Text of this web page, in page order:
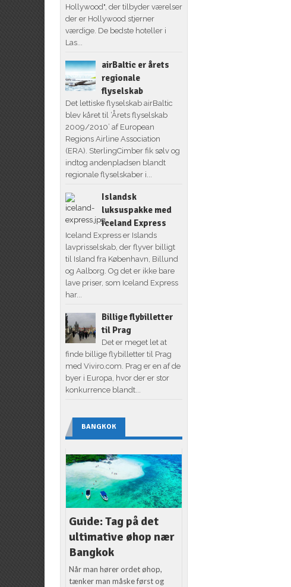
Hollywood", der tilbyder værelser
der er Hollywood stjerner
værdige. De bedste hoteller i
Las...
airBaltic er årets
regionale
flyselskab
Det lettiske flyselskab airBaltic
blev kåret til ‘Årets flyselskab
2009/2010’ af European
Regions Airline Association
(ERA). SterlingCimber fik sølv og
indtog andenpladsen blandt
regionale flyselskaber i...
Islandsk
luksuspakke med
Iceland Express
Iceland Express er Islands
lavprisselskab, der flyver billigt
til Island fra København, Billund
og Aalborg. Og det er ikke bare
lave priser, som Iceland Express
har...
Billige flybilletter
til Prag
Det er meget let at
finde billige flybilletter til Prag
med Viviro.com. Prag er en af de
byer i Europa, hvor der er stor
konkurrence blandt...
BANGKOK
Guide: Tag på det
ultimative øhop nær
Bangkok
Når man hører ordet øhop,
tænker man måske først og